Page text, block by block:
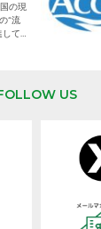
の現
“流
てい
US